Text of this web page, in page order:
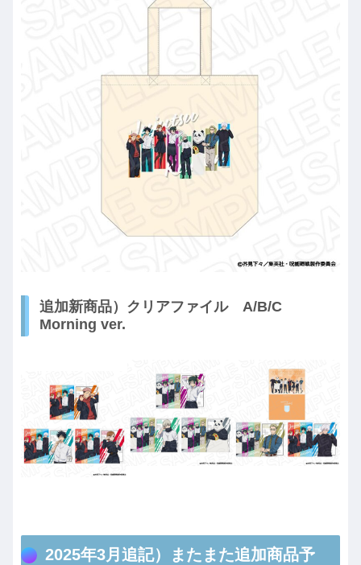
追加新商品）クリアファイル A/B/C
Morning ver.
2025年3月追記）またまた追加商品予